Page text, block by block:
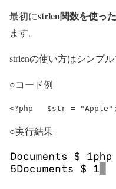
最初にstrlen関数を使っ
ます。
strlenの使い方はシンプル
○コード例
○実行結果